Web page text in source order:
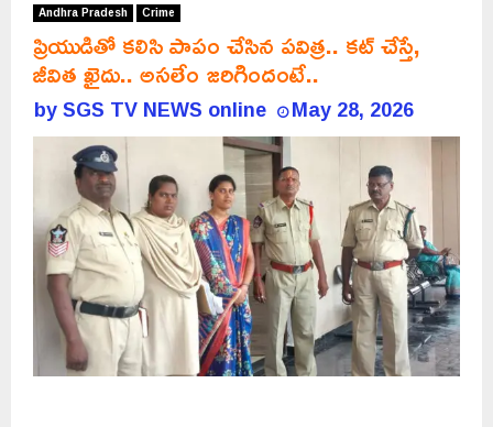
Andhra Pradesh Crime
ప్రియుడితో కలిసి పాపం చేసిన పవిత్ర.. కట్ చేస్తే,
జీవిత ఖైదు.. అసలేం జరిగిందంటే..
bySGS TV NEWS online May 28, 2026